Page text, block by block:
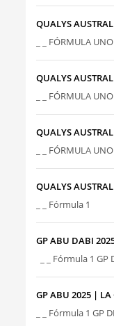
QUALYS
_ _ FÓRMULA
QUALYS
_ _ FÓRMULA
QUALYS
_ _ FÓRMULA
QUALYS
_ _ Fórmula 1
GP ABU DABI
_ _ Fórmula 1
GP ABU 2025 | LA
_ _ Fórmula 1 GP